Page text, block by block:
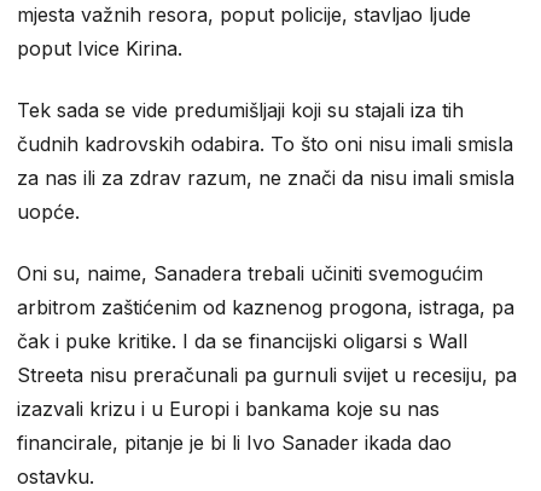
mjesta važnih resora, poput policije, stavljao ljude
poput Ivice Kirina.
Tek sada se vide predumišljaji koji su stajali iza tih
čudnih kadrovskih odabira. To što oni nisu imali smisla
za nas ili za zdrav razum, ne znači da nisu imali smisla
uopće.
Oni su, naime, Sanadera trebali učiniti svemogućim
arbitrom zaštićenim od kaznenog progona, istraga, pa
čak i puke kritike. I da se financijski oligarsi s Wall
Streeta nisu preračunali pa gurnuli svijet u recesiju, pa
izazvali krizu i u Europi i bankama koje su nas
financirale, pitanje je bi li Ivo Sanader ikada dao
ostavku.